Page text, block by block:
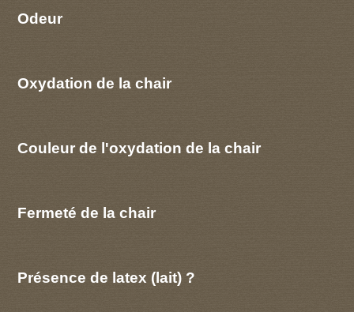
Odeur
Oxydation de la chair
Couleur de l'oxydation de la chair
Fermeté de la chair
Présence de latex (lait) ?